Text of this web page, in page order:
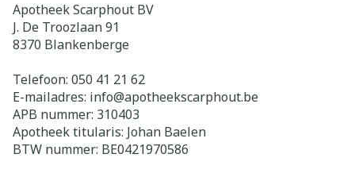
Apotheek Scarphout BV
J. De Troozlaan 91
8370 Blankenberge
Telefoon: 050 41 21 62
E-mailadres: info@apotheekscarphout.be
APB nummer: 310403
Apotheek titularis: Johan Baelen
BTW nummer: BE0421970586